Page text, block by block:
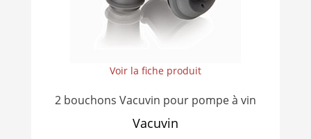
Voir la fiche produit
2 bouchons Vacuvin pour pompe à vin
Vacuvin